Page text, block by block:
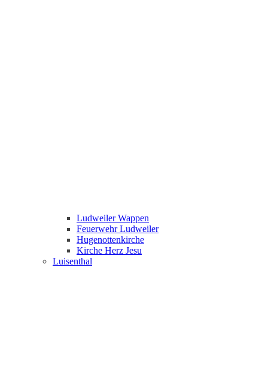
Ludweiler Wappen
Feuerwehr Ludweiler
Hugenottenkirche
Kirche Herz Jesu
Luisenthal